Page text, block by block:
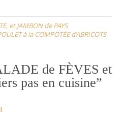
et JAMBON de PAYS
à la COMPOTÉE d’ABRICOTS
de FÈVES et
pas en cuisine”